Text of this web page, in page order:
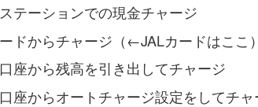
テーションでの現金チャージ
ドからチャージ（←JALカードはここ）
座から残高を引き出してチャージ
座からオートチャージ設定をしてチ